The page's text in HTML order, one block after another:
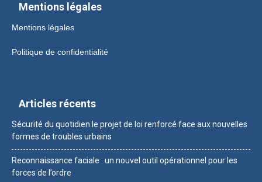
Mentions légales
Mentions légales
Politique de confidentialité
Articles récents
Sécurité du quotidien le projet de loi renforcé face aux nouvelles
formes de troubles urbains
Reconnaissance faciale : un nouvel outil opérationnel pour les
forces de l’ordre